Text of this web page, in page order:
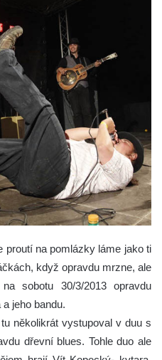
proutí na pomlázky láme jako ti
když opravdu mrzne, ale
sobotu 30/3/2013 opravdu
jeho bandu.
několikrát vystupoval v duu s
dřevní blues. Tohle duo ale